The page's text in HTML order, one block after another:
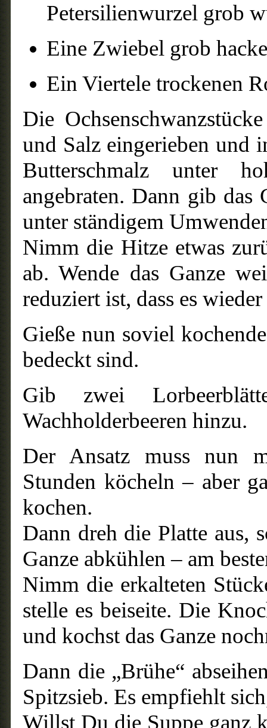
Petersilienwurzel grob
Eine Zwiebel grob
Ein Viertele trockenen
Die
und Salz eingerieben und
Butterschmalz unter
angebraten. Dann gib das
unter ständigem
Nimm die Hitze etwas
ab. Wende das Ganze
reduziert ist, dass es
Gieße nun soviel
bedeckt sind.
Gib zwei
Wachholderbeeren hinzu.
Der Ansatz muss nun
Stunden köcheln – aber
kochen.
Dann dreh die Platte aus,
Ganze abkühlen – am
Nimm die erkalteten
stelle es beiseite. Die
und kochst das Ganze
Dann die „Brühe“
Spitzsieb. Es empfiehlt
Willst Du die Suppe ganz